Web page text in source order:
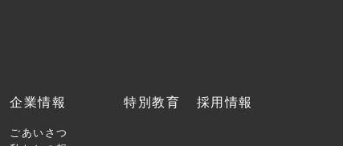
企業情報
ごあいさつ
特別教育 採用情報